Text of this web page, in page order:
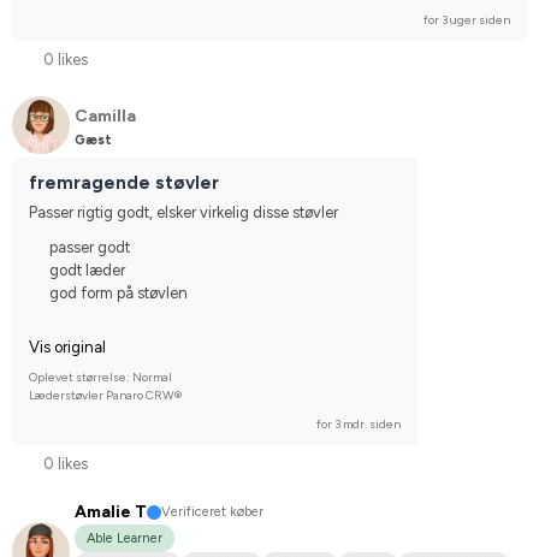
for 3 uger siden
0 likes
Camilla
Gæst
fremragende støvler
Passer rigtig godt, elsker virkelig disse støvler
passer godt
godt læder
god form på støvlen
Vis original
Oplevet størrelse: Normal
Læderstøvler Panaro CRW®
for 3 mdr. siden
0 likes
Amalie T
Verificeret køber
Able Learner